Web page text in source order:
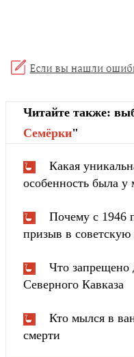
Читайте также:
Cемёрки"
Какая
особенность была у
Почему с 1946
призыв в
Что запрещено
Северного Кавказа
Кто мылся в
смерти